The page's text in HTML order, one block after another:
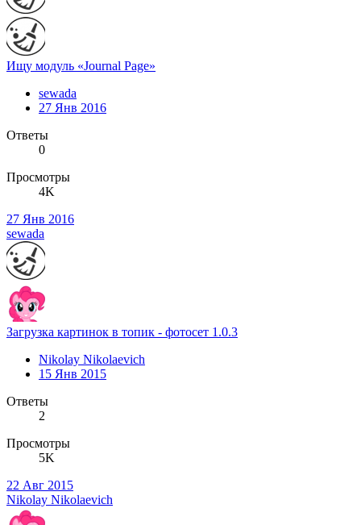
Ищу модуль «Journal Page»
sewada
27 Янв 2016
Ответы
0
Просмотры
4K
27 Янв 2016
sewada
Загрузка картинок в топик - фотосет 1.0.3
Nikolay Nikolaevich
15 Янв 2015
Ответы
2
Просмотры
5K
22 Авг 2015
Nikolay Nikolaevich